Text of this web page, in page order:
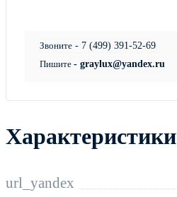
Звоните- 7 (499) 391-52-69
Пишите - graylux@yandex.ru
Характеристики
url_yandex